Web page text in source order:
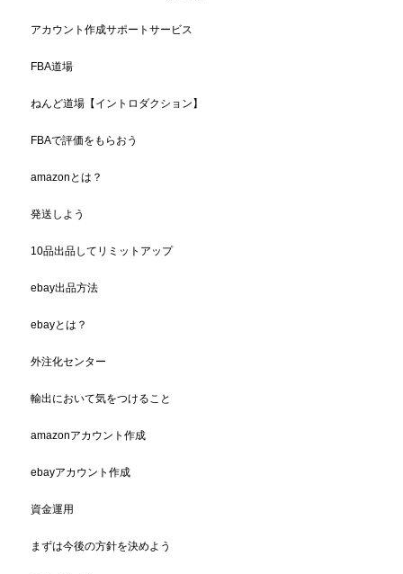
アカウント作成サポートサービス
FBA道場
ねんど道場【イントロダクション】
FBAで評価をもらおう
amazonとは？
発送しよう
10品出品してリミットアップ
ebay出品方法
ebayとは？
外注化センター
輸出において気をつけること
amazonアカウント作成
ebayアカウント作成
資金運用
まずは今後の方針を決めよう